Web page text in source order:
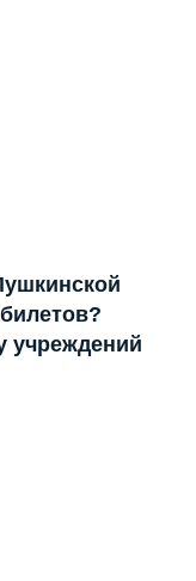
учреждений